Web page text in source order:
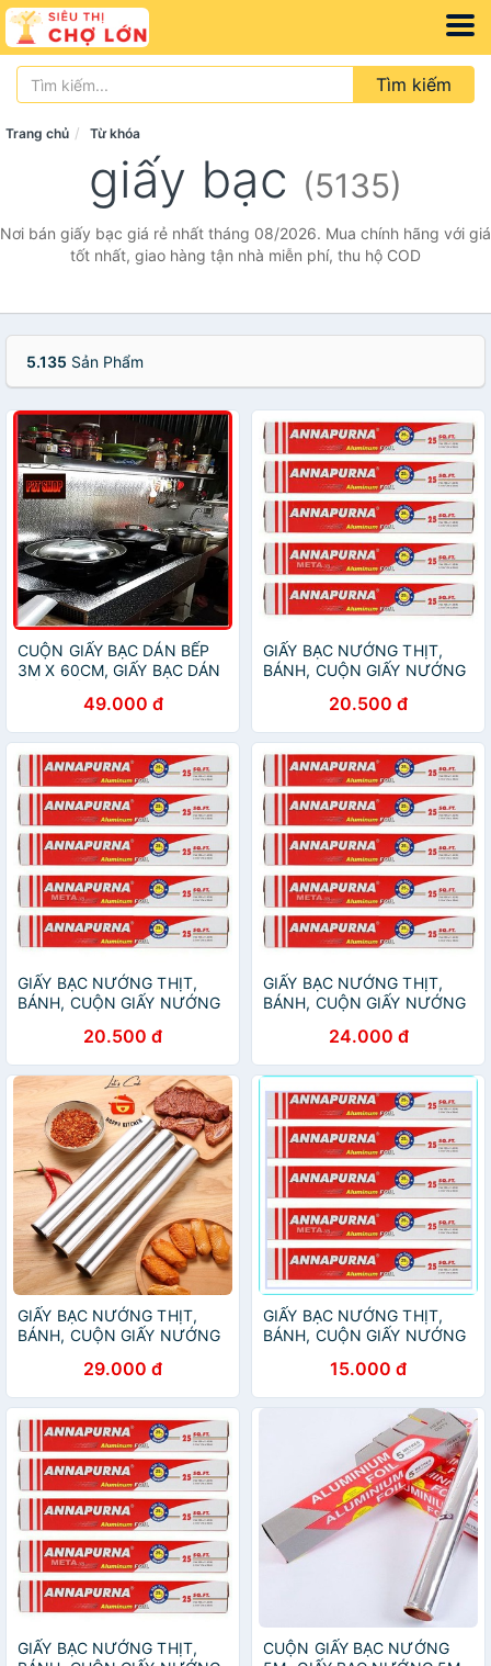
Tìm kiếm
Trang chủ Từ khóa
giấy bạc (5135)
Nơi bán giấy bạc giá rẻ nhất tháng 08/2026. Mua chính hãng với giá
tốt nhất, giao hàng tận nhà miễn phí, thu hộ COD
5.135 Sản Phẩm
CUỘN GIẤY BẠC DÁN BẾP
3M X 60CM, GIẤY BẠC DÁN
BẾP, GIẤY BẠC CUỘN
49.000 đ
GIẤY BẠC NƯỚNG THỊT,
BÁNH, CUỘN GIẤY NƯỚNG
20.500 đ
GIẤY BẠC NƯỚNG THỊT,
BÁNH, CUỘN GIẤY NƯỚNG
20.500 đ
GIẤY BẠC NƯỚNG THỊT,
BÁNH, CUỘN GIẤY NƯỚNG
24.000 đ
GIẤY BẠC NƯỚNG THỊT,
BÁNH, CUỘN GIẤY NƯỚNG
29.000 đ
GIẤY BẠC NƯỚNG THỊT,
BÁNH, CUỘN GIẤY NƯỚNG
15.000 đ
GIẤY BẠC NƯỚNG THỊT,
CUỘN GIẤY BẠC NƯỚNG